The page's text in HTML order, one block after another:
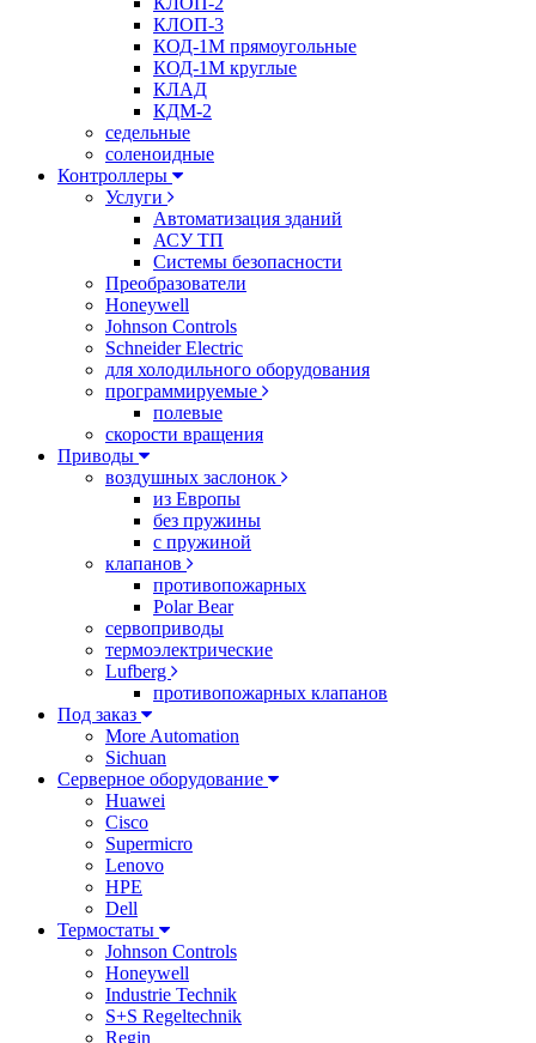
КЛОП-3
КОД-1М прямоугольные
КОД-1М круглые
КЛАД
КДМ-2
седельные
соленоидные
Контроллеры
Услуги
Автоматизация зданий
АСУ ТП
Системы безопасности
Преобразователи
Honeywell
Johnson Controls
Schneider Electric
для холодильного оборудования
программируемые
полевые
скорости вращения
Приводы
воздушных заслонок
из Европы
без пружины
с пружиной
клапанов
противопожарных
Polar Bear
сервоприводы
термоэлектрические
Lufberg
противопожарных клапанов
Под заказ
More Automation
Sichuan
Серверное оборудование
Huawei
Cisco
Supermicro
Lenovo
HPE
Dell
Термостаты
Johnson Controls
Honeywell
Industrie Technik
S+S Regeltechnik
Regin